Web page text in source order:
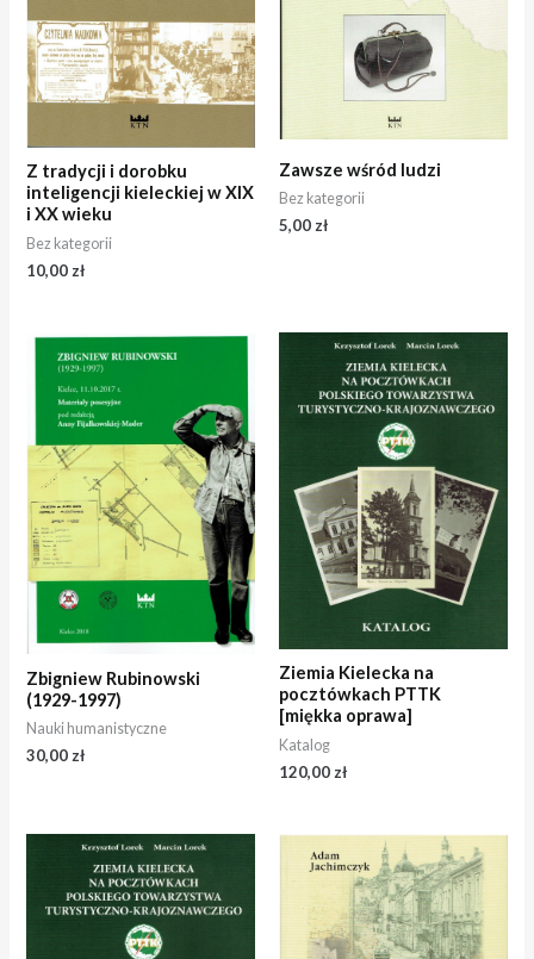
Z tradycji i dorobku
inteligencji kieleckiej w XIX
i XX wieku
Bez kategorii
10,00 zł
Zawsze wśród ludzi
Bez kategorii
5,00 zł
Zbigniew Rubinowski
(1929-1997)
Nauki humanistyczne
30,00 zł
Ziemia Kielecka na
pocztówkach PTTK
[miękka oprawa]
Katalog
120,00 zł